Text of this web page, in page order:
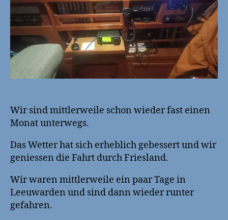
Wir sind mittlerweile schon wieder fast einen
Monat unterwegs.
Das Wetter hat sich erheblich gebessert und wir
geniessen die Fahrt durch Friesland.
Wir waren mittlerweile ein paar Tage in
Leeuwarden und sind dann wieder runter
gefahren.